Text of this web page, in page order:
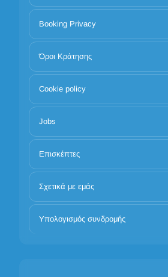
Booking Privacy
Όροι Κράτησης
Cookie policy
Jobs
Επισκέπτες
Σχετικά με εμάς
Υπολογισμός συνδρομής